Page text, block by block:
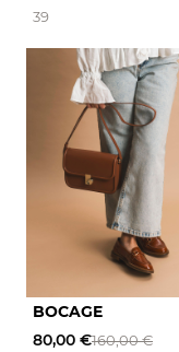
39
BOCAGE
80,00 €160,00 €